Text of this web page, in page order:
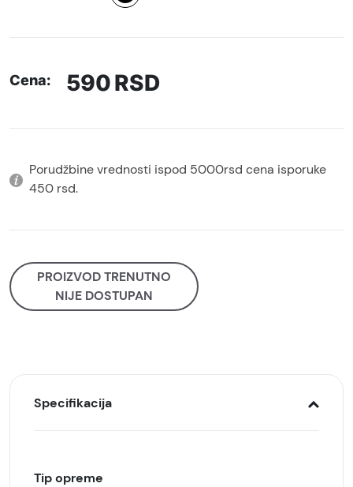
Cena: 590RSD
Porudžbine vrednosti ispod 5000rsd cena isporuke
450 rsd.
PROIZVOD TRENUTNO
NIJE DOSTUPAN
Specifikacija
Tip opreme